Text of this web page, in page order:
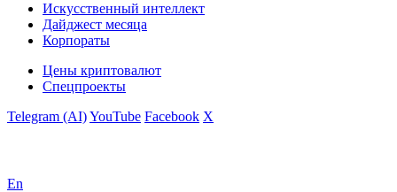
Искусственный интеллект
Дайджест месяца
Корпораты
Цены криптовалют
Спецпроекты
Telegram (AI)YouTube Facebook X
En